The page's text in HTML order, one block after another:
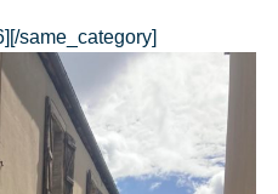
same_category]